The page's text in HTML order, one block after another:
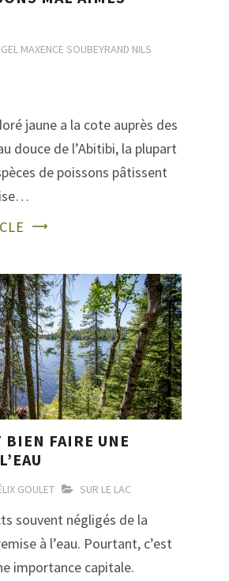
MAXENCE SOUBEYRAND NILS
jaune a la cote auprès des
douce de l’Abitibi, la plupart
de poissons pâtissent
BIEN FAIRE UNE
GOULET SUR LE LAC
souvent négligés de la
à l’eau. Pourtant, c’est
importance capitale.